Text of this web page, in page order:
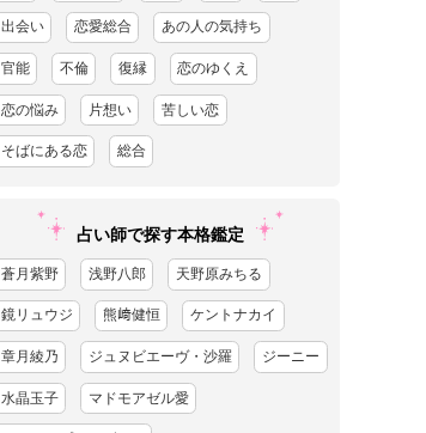
出会い 恋愛総合 あの人の気持ち
官能 不倫 復縁 恋のゆくえ
恋の悩み 片想い 苦しい恋
そばにある恋 総合
占い師で探す本格鑑定
蒼月紫野 浅野八郎 天野原みちる
鏡リュウジ 熊﨑健恒 ケントナカイ
章月綾乃 ジュヌビエーヴ・沙羅 ジーニー
水晶玉子 マドモアゼル愛